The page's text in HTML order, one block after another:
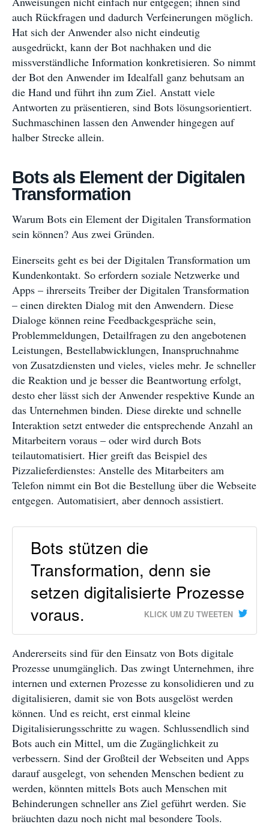
auch Rückfragen und dadurch Verfeinerungen möglich.
Hat sich der Anwender also nicht eindeutig
ausgedrückt, kann der Bot nachhaken und die
missverständliche Information konkretisieren. So nimmt
der Bot den Anwender im Idealfall ganz behutsam an
die Hand und führt ihn zum Ziel. Anstatt viele
Antworten zu präsentieren, sind Bots lösungsorientiert.
Suchmaschinen lassen den Anwender hingegen auf
halber Strecke allein.
Bots als Element der Digitalen
Transformation
Warum Bots ein Element der Digitalen Transformation
sein können? Aus zwei Gründen.
Einerseits geht es bei der Digitalen Transformation um
Kundenkontakt. So erfordern soziale Netzwerke und
Apps – ihrerseits Treiber der Digitalen Transformation
– einen direkten Dialog mit den Anwendern. Diese
Dialoge können reine Feedbackgespräche sein,
Problemmeldungen, Detailfragen zu den angebotenen
Leistungen, Bestellabwicklungen, Inanspruchnahme
von Zusatzdiensten und vieles, vieles mehr. Je schneller
die Reaktion und je besser die Beantwortung erfolgt,
desto eher lässt sich der Anwender respektive Kunde an
das Unternehmen binden. Diese direkte und schnelle
Interaktion setzt entweder die entsprechende Anzahl an
Mitarbeitern voraus – oder wird durch Bots
teilautomatisiert. Hier greift das Beispiel des
Pizzalieferdienstes: Anstelle des Mitarbeiters am
Telefon nimmt ein Bot die Bestellung über die Webseite
entgegen. Automatisiert, aber dennoch assistiert.
Bots stützen die
Transformation, denn sie
setzen digitalisierte Prozesse
voraus.
KLICK UM ZU TWEETEN
Andererseits sind für den Einsatz von Bots digitale
Prozesse unumgänglich. Das zwingt Unternehmen, ihre
internen und externen Prozesse zu konsolidieren und zu
digitalisieren, damit sie von Bots ausgelöst werden
können. Und es reicht, erst einmal kleine
Digitalisierungsschritte zu wagen. Schlussendlich sind
Bots auch ein Mittel, um die Zugänglichkeit zu
verbessern. Sind der Großteil der Webseiten und Apps
darauf ausgelegt, von sehenden Menschen bedient zu
werden, könnten mittels Bots auch Menschen mit
Behinderungen schneller ans Ziel geführt werden. Sie
bräuchten dazu noch nicht mal besondere Tools.